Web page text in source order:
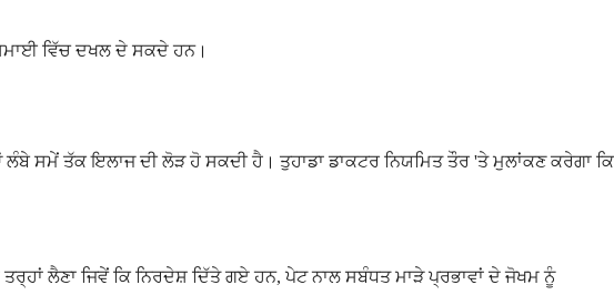
ਵਿੱਚ ਦਖਲ ਦੇ ਸਕਦੇ ਹਨ।
ਸਮੇਂ ਤੱਕ ਇਲਾਜ ਦੀ ਲੋੜ ਹੋ ਸਕਦੀ ਹੈ। ਤੁਹਾਡਾ ਡਾਕਟਰ ਨਿਯਮਿਤ ਤੌਰ 'ਤੇ ਮੁਲਾਂਕਣ ਕਰੇਗਾ ਕਿ
ਜਿਵੇਂ ਕਿ ਨਿਰਦੇਸ਼ ਦਿੱਤੇ ਗਏ ਹਨ, ਪੇਟ ਨਾਲ ਸਬੰਧਤ ਮਾੜੇ ਪ੍ਰਭਾਵਾਂ ਦੇ ਜੋਖਮ ਨੂੰ